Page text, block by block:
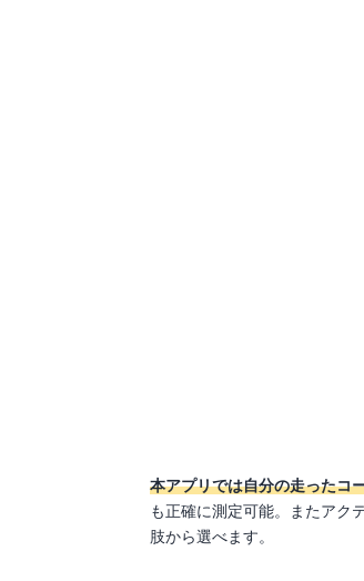
本アプリでは自分の走ったコ
も正確に測定可能。またアク
肢から選べます。